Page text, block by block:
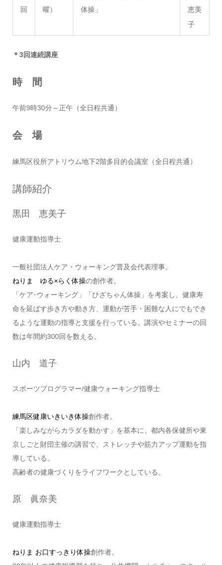
回
曜）
体操」
恵美
子
＊3回連続講座
時 間
午前9時30分～正午（全日程共通）
会 場
練馬区役所アトリウム地下2階多目的会議室（全日程共通）
講師紹介
黒田 恵美子
健康運動指導士
一般社団法人ケア・ウォーキング普及会代表理事。
ねりま ゆる×らく体操の創作者。
「ケア･ウォーキング」「ひざちゃん体操」を考案し、健康寿
命を延ばす歩き方や動き方、運動が苦手・困難な人にでもでき
るような運動の指導と支援を行っている。講演やセミナーの回
数は年間約300回を数える。
山内 道子
スポーツプログラマー/健康ウォーキング指導士
練馬区健康いきいき体操創作者。
「楽しみながらカラダを動かす」を基本に、都内各保健所や東
京しごと財団主催の講習で、ストレッチや筋力アップ運動を指
導している。
高齢者の健康づくりをライフワークとしている。
原 眞奈美
健康運動指導士
ねりま お口すっきり体操創作者。